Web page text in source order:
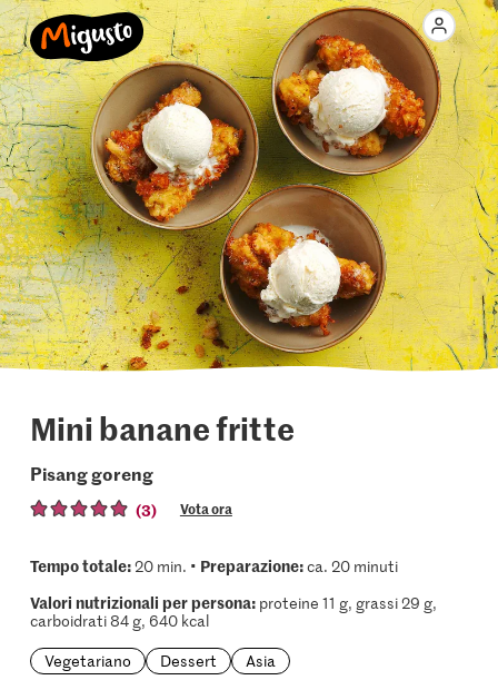
Mini banane fritte
Pisang goreng
(3) Vota ora
Tempo totale:20 min. • Preparazione:ca. 20 minuti
Valori nutrizionali per persona:proteine 11 g, grassi 29 g,
carboidrati 84 g, 640 kcal
Vegetariano
Dessert Asia